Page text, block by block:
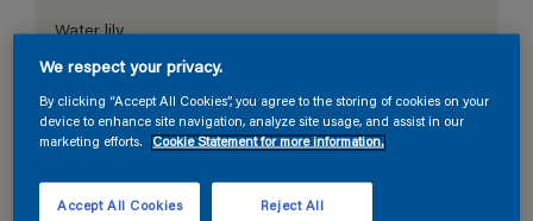
Water lily
GN.01.88
G2.03.88
We respect your privacy.
By clicking “Accept All Cookies”, you agree to the storing of cookies on your
device to enhance site navigation, analyze site usage, and assist in our
marketing efforts.
Cookie Statement for more information.
Reject All
Accept All Cookies